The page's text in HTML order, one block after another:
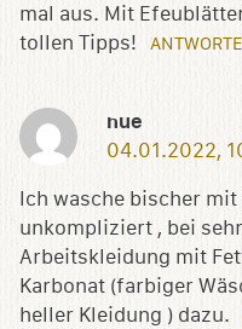
mal aus. Mit
tollen Tipps!
nue
04.01.2022,
Ich wasche bischer
unkompliziert , bei
Arbeitskleidung mit
Karbonat (farbiger
heller Kleidung ) dazu.